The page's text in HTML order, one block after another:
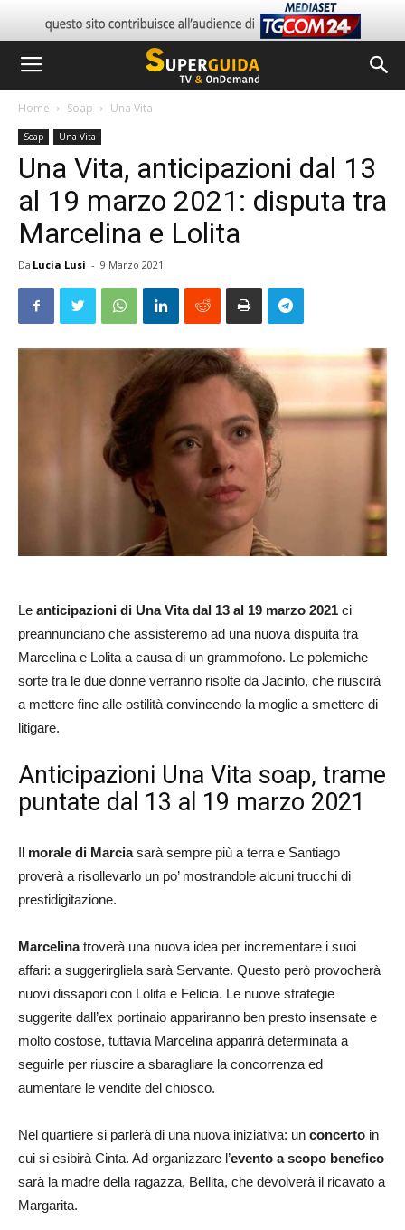
Home Soap Una Vita
Soap Una Vita
Una Vita, anticipazioni dal 13
al 19 marzo 2021: disputa tra
Marcelina e Lolita
Da Lucia Lusi - 9 Marzo 2021
Le anticipazioni di Una Vita dal 13 al 19 marzo 2021 ci
preannunciano che assisteremo ad una nuova dispuita tra
Marcelina e Lolita a causa di un grammofono. Le polemiche
sorte tra le due donne verranno risolte da Jacinto, che riuscirà
a mettere fine alle ostilità convincendo la moglie a smettere di
litigare.
Anticipazioni Una Vita soap, trame
puntate dal 13 al 19 marzo 2021
Il morale di Marciasarà sempre più a terra e Santiago
proverà a risollevarlo un po’ mostrandole alcuni trucchi di
prestidigitazione.
Marcelinatroverà una nuova idea per incrementare i suoi
affari: a suggerirgliela sarà Servante. Questo però provocherà
nuovi dissapori con Lolita e Felicia. Le nuove strategie
suggerite dall’ex portinaio appariranno ben presto insensate e
molto costose, tuttavia Marcelina apparirà determinata a
seguirle per riuscire a sbaragliare la concorrenza ed
aumentare le vendite del chiosco.
Nel quartiere si parlerà di una nuova iniziativa: un concerto in
cui si esibirà Cinta. Ad organizzare l’evento a scopo benefico
sarà la madre della ragazza, Bellita, che devolverà il ricavato a
Margarita.